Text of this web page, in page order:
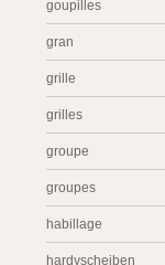
goupilles
gran
grille
grilles
groupe
groupes
habillage
hardyscheiben